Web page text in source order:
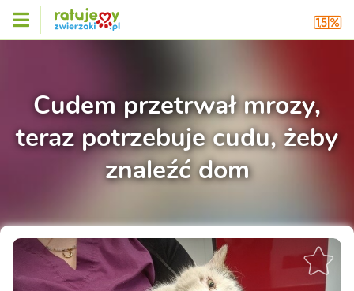
Cudem przetrwał mrozy,
teraz potrzebuje cudu, żeby
znaleźć dom